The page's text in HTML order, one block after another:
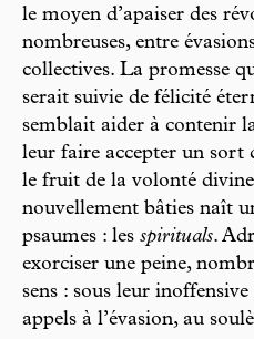
le moyen d’apaiser des
nombreuses, entre
collectives. La promesse
serait suivie de félicité
semblait aider à contenir
leur faire accepter un sort
le fruit de la volonté
nouvellement bâties naît
psaumes : les spirituals.
exorciser une peine,
sens : sous leur
appels à l’évasion, au